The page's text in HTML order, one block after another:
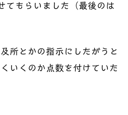
てもらいました（最後のは
所とかの指示にしたがうと
いくのか点数を付けていた